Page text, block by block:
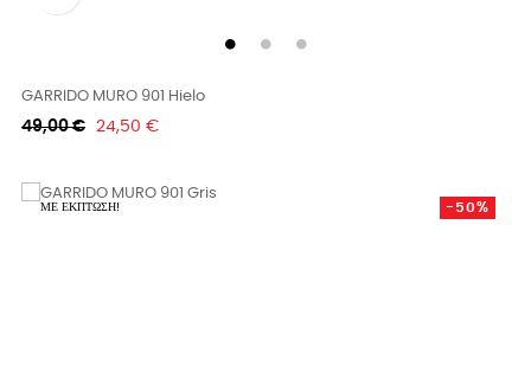
GARRIDO MURO 901 Hielo
Κανονική
49,00 € Τιμή
24,50 €
ΜΕ ΈΚΠΤΩΣΗ! -50%